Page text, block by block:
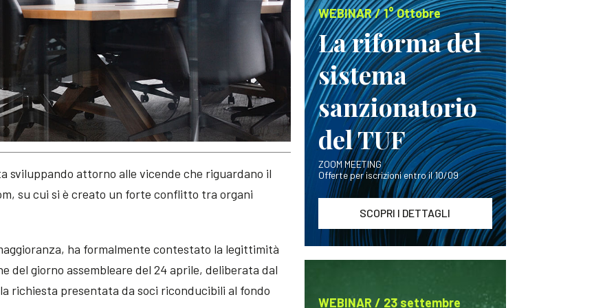
sviluppando attorno alle vicende che riguardano il
su cui si è creato un forte conflitto tra organi
ha formalmente contestato la legittimità
del giorno assembleare del 24 aprile, deliberata dal
richiesta presentata da soci riconducibili al fondo
WEBINAR / 1° Ottobre
La riforma del
sistema
sanzionatorio
del TUF
ZOOM MEETING
Offerte per iscrizioni entro il 10/09
SCOPRI I DETTAGLI
WEBINAR / 23 settembre